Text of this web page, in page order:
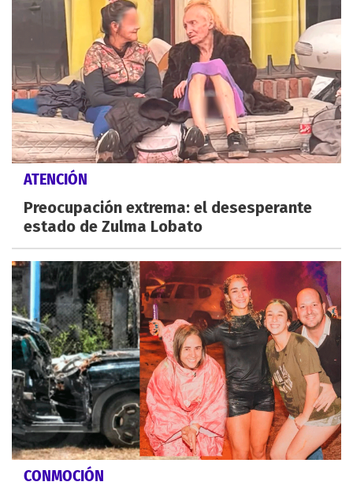
ATENCIÓN
Preocupación extrema: el desesperante
estado de Zulma Lobato
CONMOCIÓN